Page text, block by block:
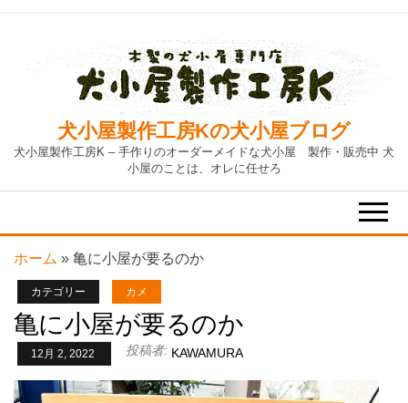
content
犬小屋製作工房Kの犬小屋ブログ
犬小屋製作工房K – 手作りのオーダーメイドな犬小屋 製作・販売中 犬
小屋のことは、オレに任せろ
ホーム » 亀に小屋が要るのか
カテゴリー カメ
亀に小屋が要るのか
12月 2, 2022 投稿者: KAWAMURA